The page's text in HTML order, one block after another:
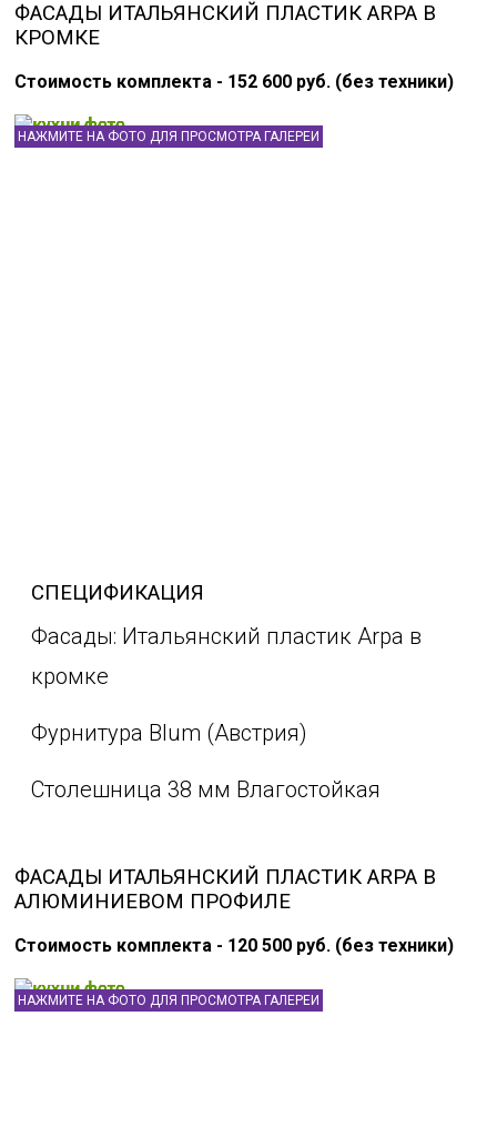
ФАСАДЫ ИТАЛЬЯНСКИЙ ПЛАСТИК ARPA В
КРОМКЕ
Стоимость комплекта - 152 600 руб. (без техники)
НАЖМИТЕ НА ФОТО ДЛЯ ПРОСМОТРА ГАЛЕРЕИ
СПЕЦИФИКАЦИЯ
Фасады: Итальянский пластик Arpa в
кромке
Фурнитура Blum (Австрия)
Столешница 38 мм Влагостойкая
ФАСАДЫ ИТАЛЬЯНСКИЙ ПЛАСТИК ARPA В
АЛЮМИНИЕВОМ ПРОФИЛЕ
Стоимость комплекта - 120 500 руб. (без техники)
НАЖМИТЕ НА ФОТО ДЛЯ ПРОСМОТРА ГАЛЕРЕИ